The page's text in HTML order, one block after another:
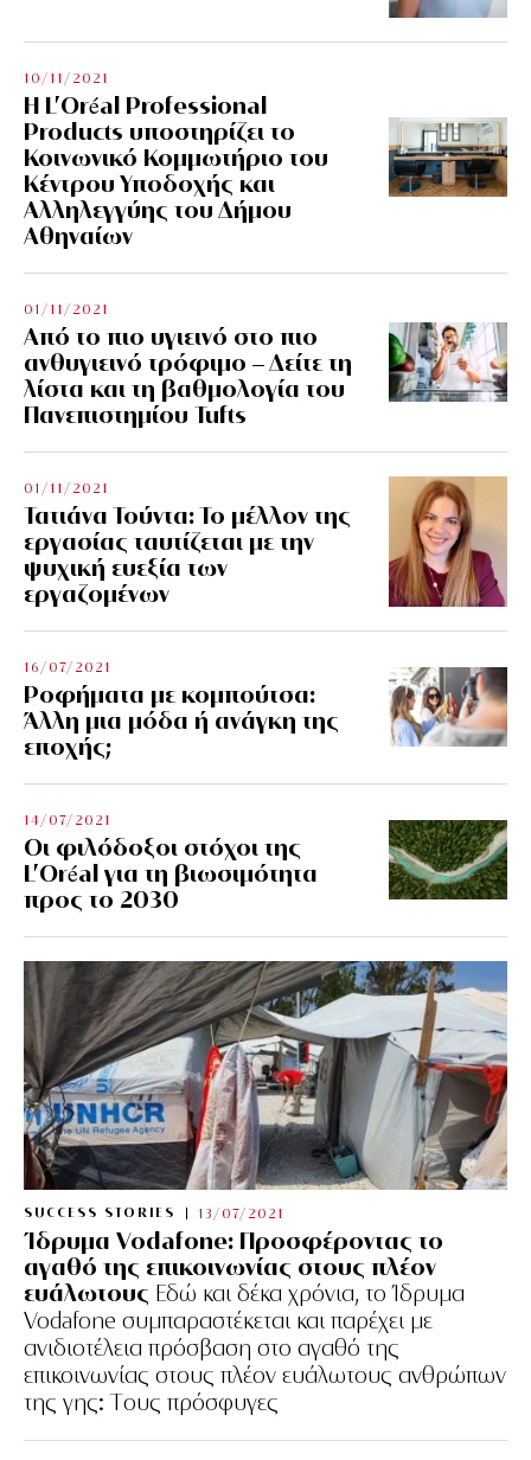
10/11/2021
Η L’Οréal Professional
Products υποστηρίζει το
Κοινωνικό Κομμωτήριο του
Κέντρου Υποδοχής και
Αλληλεγγύης του Δήμου
Αθηναίων
01/11/2021
Από το πιο υγιεινό στο πιο
ανθυγιεινό τρόφιμο – Δείτε τη
λίστα και τη βαθμολογία του
Πανεπιστημίου Tufts
01/11/2021
Τατιάνα Τούντα: Το μέλλον της
εργασίας ταυτίζεται με την
ψυχική ευεξία των
εργαζομένων
16/07/2021
Ροφήματα με κομπούτσα:
Άλλη μια μόδα ή ανάγκη της
εποχής;
14/07/2021
Οι φιλόδοξοι στόχοι της
L’Oréal για τη βιωσιμότητα
προς το 2030
SUCCESS STORIES 13/07/2021
Ίδρυμα Vodafone: Προσφέροντας το
αγαθό της επικοινωνίας στους πλέον
ευάλωτους Εδώ και δέκα χρόνια, το Ίδρυμα
Vodafone συμπαραστέκεται και παρέχει με
ανιδιοτέλεια πρόσβαση στο αγαθό της
επικοινωνίας στους πλέον ευάλωτους ανθρώπων
της γης: Tους πρόσφυγες